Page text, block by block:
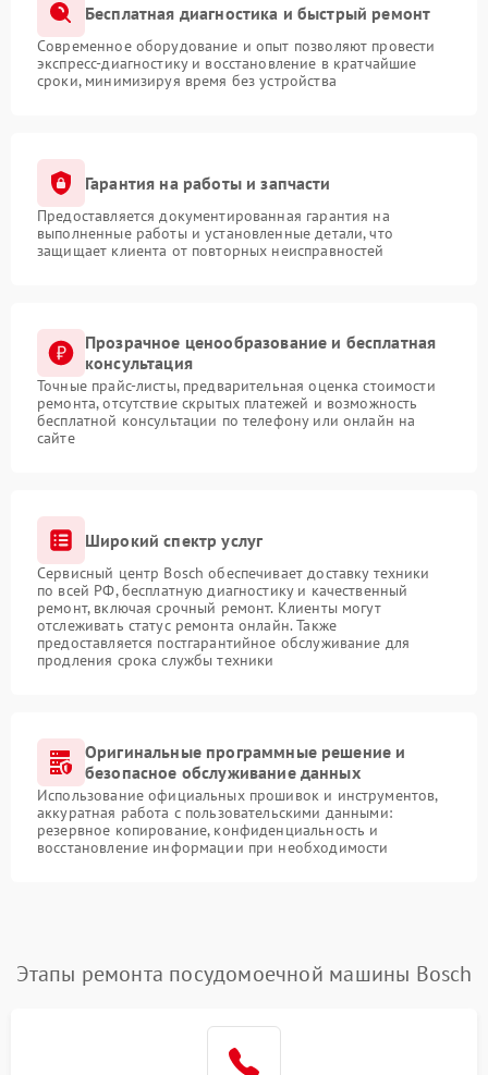
Бесплатная диагностика и быстрый ремонт
Современное оборудование и опыт позволяют провести
экспресс-диагностику и восстановление в кратчайшие
сроки, минимизируя время без устройства
Гарантия на работы и запчасти
Предоставляется документированная гарантия на
выполненные работы и установленные детали, что
защищает клиента от повторных неисправностей
Прозрачное ценообразование и бесплатная
консультация
Точные прайс-листы, предварительная оценка стоимости
ремонта, отсутствие скрытых платежей и возможность
бесплатной консультации по телефону или онлайн на
сайте
Широкий спектр услуг
Сервисный центр Bosch обеспечивает доставку техники
по всей РФ, бесплатную диагностику и качественный
ремонт, включая срочный ремонт. Клиенты могут
отслеживать статус ремонта онлайн. Также
предоставляется постгарантийное обслуживание для
продления срока службы техники
Оригинальные программные решение и
безопасное обслуживание данных
Использование официальных прошивок и инструментов,
аккуратная работа с пользовательскими данными:
резервное копирование, конфиденциальность и
восстановление информации при необходимости
Этапы ремонта посудомоечной машины Bosch